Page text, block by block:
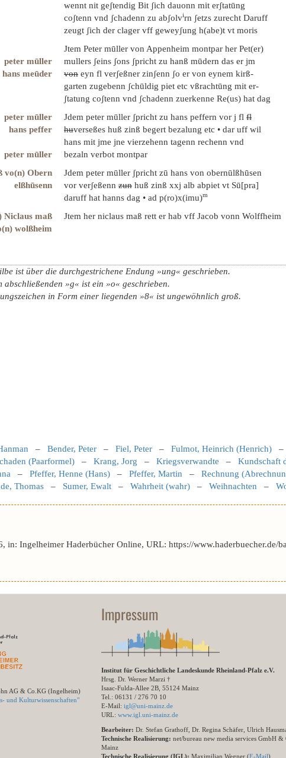
wennt nit geʃtendig Bit ʃich dauonn mit erʃtatūng
coʃtenn vnd ʃchadenn zu abʃolvirn ʃetzs zurecht Daruff
zeugt ʃich der clager vff geweyʃung h(abe)t vt moris
Jtem Peter mūller von Appenheim montpar her Pet(er)
peter mūller
mullers ʃeins ʃons ʃpricht zu hanß mūdern das er jm
hans meūder
von eyn fl verʃeßner zinʃenn ʃo er von eynem kirß-
garten zugebenn ʃchūldig piet etc vßrachtūng mit er-
ʃtatung coʃtenn vnd ʃchadenn zuerkenne Re(us) hat dag
peter mūller
Jdem peter mūller ʃpricht zu hans peffern vor j fl fl
hans peffer
huverseßes huß zinß begert bezalung etc • dar uff wil
hans mit jme jne vierzehenn tagenn rechenn vnd
peter mūller
bezaln verbot montpar
vo(n) Obern
Jdem peter mūller ʃpricht zū hans von obernūlßhūsen
elßhūsenn
vor verʃeßenn zun huß zinß xxj alb abpiet vt Sū[pra]
daruff hat hanns dag • ad p(ro)x(imu)m
Niclaus maß
Jtem her niclaus maß rett er hab vff Jacob vonn Wolffheim
wolßheim
ist über die durchgestrichene Endung »ung« geschrieben.
abschließenden »g« ist ein »o« geschrieben.
in Form einer liegenden »8« ist ungewöhnlich groß.
– Bender, Peter – Fiel, Peter – Fulmot, Heinrich (Henrich) –
(Paarformel) – Krang, Jorg – Kriegsverwandte – Kundschaft
– Pfeffer, Henne (Hans) – Pfeffer, Martin – Rechnung
Thomas – Sumer, Ewalt – Wahrheit (wahr) – Weihnachten –
in: Ingelheimer Haderbücher Online, URL: https://
AG & Co.KG (Ingelheim)
und Kulturwissenschaften"
Impressum
Institut für Geschichtliche Landeskunde Rheinland-Pfalz e.V.
Hrsg. Dr. Werner Marzi †
Isaac-Fulda-Allee 2B, 55124 Mainz
Tel.: 06131 / 276 70 10
E-Mail: igl@uni-mainz.de
URL: www.igl.uni-mainz.de
Bearbeiter: Dr. Stefan Grathoff, Dr. Regina Schäfer, Ulrich
Technische Realisierung: net/bureau new media services GmbH &
Mainz
Technische Realisierung (IGL): Maximilian Wegner (E-Mail)